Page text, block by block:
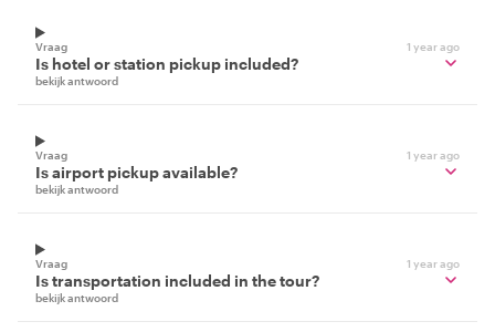
Vraag 1 year ago
Is hotel or station pickup included?
bekijk antwoord
Vraag 1 year ago
Is airport pickup available?
bekijk antwoord
Vraag 1 year ago
Is transportation included in the tour?
bekijk antwoord